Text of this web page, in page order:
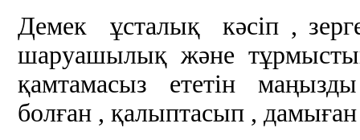
Демек ұсталық кәсіп ,
шаруашылық және
қамтамасыз ететін
болған , қалыптасып ,